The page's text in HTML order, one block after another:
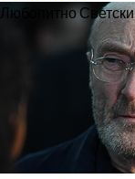
ЛюбопитноСветски